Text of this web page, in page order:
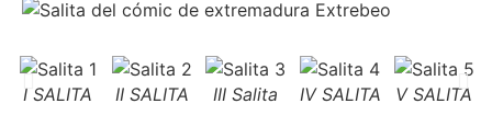
I SALITA II SALITA III Salita IV SALITA V SALITA